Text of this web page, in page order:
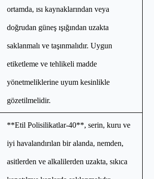
ortamda, ısı kaynaklarından veya
doğrudan güneş ışığından uzakta
saklanmalı ve taşınmalıdır. Uygun
etiketleme ve tehlikeli madde
yönetmeliklerine uyum kesinlikle
gözetilmelidir.
**Etil Polisilikatlar-40**, serin, kuru ve
iyi havalandırılan bir alanda, nemden,
asitlerden ve alkalilerden uzakta, sıkıca